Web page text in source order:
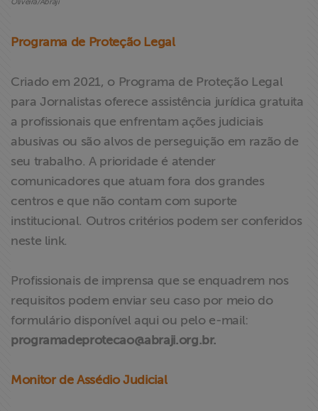
Oliveira/Abraji
Programa de Proteção Legal
Criado em 2021, o Programa de Proteção Legal
para Jornalistas oferece assistência jurídica gratuita
a profissionais que enfrentam ações judiciais
abusivas ou são alvos de perseguição em razão de
seu trabalho. A prioridade é atender
comunicadores que atuam fora dos grandes
centros e que não contam com suporte
institucional. Outros critérios podem ser conferidos
neste link.
Profissionais de imprensa que se enquadrem nos
requisitos podem enviar seu caso por meio do
formulário disponível aqui ou pelo e-mail:
programadeprotecao@abraji.org.br.
Monitor de Assédio Judicial